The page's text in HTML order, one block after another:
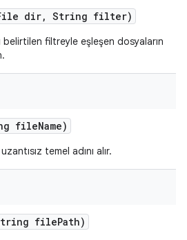
dir, String filter)
filtreyle eşleşen dosyaların
fileName)
temel adını alır.
filePath)